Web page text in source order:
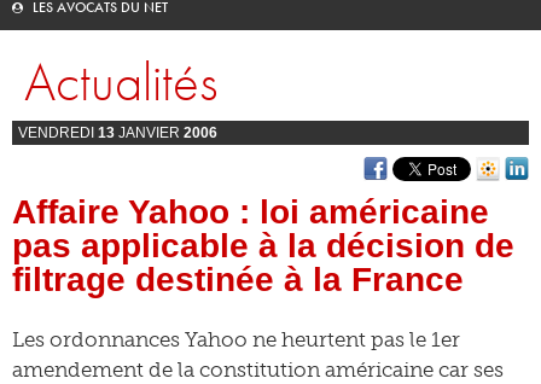
LES AVOCATS DU NET
Actualités
VENDREDI 13 JANVIER 2006
Affaire Yahoo : loi américaine
pas applicable à la décision de
filtrage destinée à la France
Les ordonnances Yahoo ne heurtent pas le 1er
amendement de la constitution américaine car ses